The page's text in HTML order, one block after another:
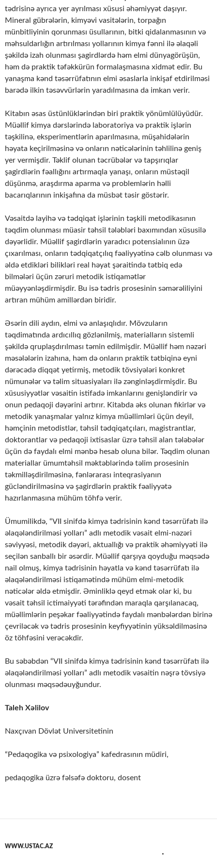
tədrisinə ayrıca yer ayrılması xüsusi əhəmiyyət daşıyır.
Mineral gübrələrin, kimyəvi vasitələrin, torpağın
münbitliyinin qorunması üsullarının, bitki qidalanmasının və
məhsuldarlığın artırılması yollarının kimya fənni ilə əlaqəli
şəkildə izah olunması şagirdlərdə həm elmi dünyagörüşün,
həm də praktik təfəkkürün formalaşmasına xidmət edir. Bu
yanaşma kənd təsərrüfatının elmi əsaslarla inkişaf etdirilməsi
barədə ilkin təsəvvürlərin yaradılmasına da imkan verir.
Kitabın əsas üstünlüklərindən biri praktik yönümlülüyüdür.
Müəllif kimya dərslərində laboratoriya və praktik işlərin
təşkilinə, eksperimentlərin aparılmasına, müşahidələrin
həyata keçirilməsinə və onların nəticələrinin təhlilinə geniş
yer vermişdir. Təklif olunan təcrübələr və tapşırıqlar
şagirdlərin fəallığını artırmaqla yanaşı, onların müstəqil
düşünmə, araşdırma aparma və problemlərin həlli
bacarıqlarının inkişafına da müsbət təsir göstərir.
Vəsaitdə layihə və tədqiqat işlərinin təşkili metodikasının
təqdim olunması müasir təhsil tələbləri baxımından xüsusilə
dəyərlidir. Müəllif şagirdlərin yaradıcı potensialının üzə
çıxarılması, onların tədqiqatçılıq fəaliyyətinə cəlb olunması və
əldə etdikləri bilikləri real həyat şəraitində tətbiq edə
bilmələri üçün zəruri metodik istiqamətlər
müəyyənləşdirmişdir. Bu isə tədris prosesinin səmərəliliyini
artıran mühüm amillərdən biridir.
Əsərin dili aydın, elmi və anlaşıqlıdır. Mövzuların
təqdimatında ardıcıllıq gözlənilmiş, materialların sistemli
şəkildə qruplaşdırılması təmin edilmişdir. Müəllif həm nəzəri
məsələlərin izahına, həm də onların praktik tətbiqinə eyni
dərəcədə diqqət yetirmiş, metodik tövsiyələri konkret
nümunələr və təlim situasiyaları ilə zənginləşdirmişdir. Bu
xüsusiyyətlər vəsaitin istifadə imkanlarını genişləndirir və
onun pedaqoji dəyərini artırır. Kitabda əks olunan fikirlər və
metodik yanaşmalar yalnız kimya müəllimləri üçün deyil,
həmçinin metodistlər, təhsil tədqiqatçıları, magistrantlar,
doktorantlar və pedaqoji ixtisaslar üzrə təhsil alan tələbələr
üçün də faydalı elmi mənbə hesab oluna bilər. Təqdim olunan
materiallar ümumtəhsil məktəblərində təlim prosesinin
təkmilləşdirilməsinə, fənlərarası inteqrasiyanın
gücləndirilməsinə və şagirdlərin praktik fəaliyyətə
hazırlanmasına mühüm töhfə verir.
Ümumilikdə, “VII sinifdə kimya tədrisinin kənd təsərrüfatı ilə
əlaqələndirilməsi yolları” adlı metodik vəsait elmi-nəzəri
səviyyəsi, metodik dəyəri, aktuallığı və praktik əhəmiyyəti ilə
seçilən sanballı bir əsərdir. Müəllif qarşıya qoyduğu məqsədə
nail olmuş, kimya tədrisinin həyatla və kənd təsərrüfatı ilə
əlaqələndirilməsi istiqamətində mühüm elmi-metodik
nəticələr əldə etmişdir. Əminliklə qeyd etmək olar ki, bu
vəsait təhsil ictimaiyyəti tərəfindən maraqla qarşılanacaq,
müəllimlərin peşəkar fəaliyyətində faydalı mənbələrdən birinə
çevriləcək və tədris prosesinin keyfiyyətinin yüksəldilməsinə
öz töhfəsini verəcəkdir.
Bu səbəbdən “VII sinifdə kimya tədrisinin kənd təsərrüfatı ilə
əlaqələndirilməsi yolları” adlı metodik vəsaitin nəşrə tövsiyə
olunması məqsədəuyğundur.
Taleh Xəlilov
Naxçıvan Dövlət Universitetinin
“Pedaqogika və psixologiya” kafedrasının müdiri,
pedaqogika üzrə fəlsəfə doktoru, dosent
WWW.USTAC.AZ